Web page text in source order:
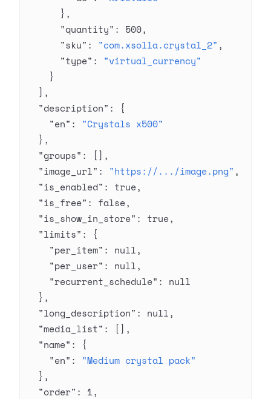
      },
      "quantity"
: 500,
      "sku"
: "com.xsolla.crystal_2" ,
      "type"
: "virtual_currency"
    }
  ],
  "description"
: {
    "en"
: "Crystals x500"
  },
  "groups"
: [],
  "image_url"
: "https://.../image.png" ,
  "is_enabled"
: true,
  "is_free"
: false,
  "is_show_in_store"
: true,
  "limits"
: {
    "per_item"
: null,
    "per_user"
: null,
    "recurrent_schedule"
: null
  },
  "long_description"
: null,
  "media_list"
: [],
  "name"
: {
    "en"
: "Medium crystal pack"
  },
  "order"
: 1,